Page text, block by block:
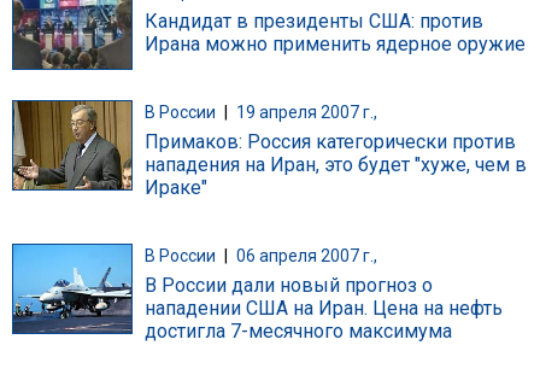
Кандидат в президенты США: против
Ирана можно применить ядерное оружие
В России 19 апреля 2007 г.,
Примаков: Россия категорически против
нападения на Иран, это будет "хуже, чем в
Ираке"
В России 06 апреля 2007 г.,
В России дали новый прогноз о
нападении США на Иран. Цена на нефть
достигла 7-месячного максимума